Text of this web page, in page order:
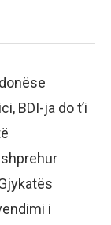
BDI-ja do t’i
i